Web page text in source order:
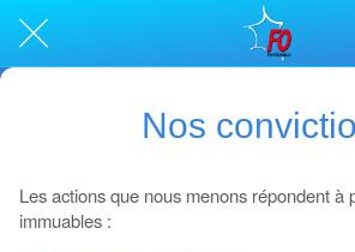
Nos
Les actions que nous menons répondent à
immuables :